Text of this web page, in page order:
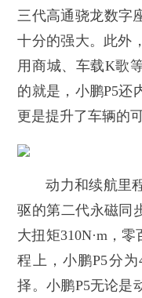
三代高通骁龙数字
十分的强大。此外
用商城、车载K歌
的就是，小鹏P5还
更是提升了车辆的
动力和续航里
驱的第二代永磁同
大扭矩310N·m，
程上，小鹏P5分为
择。小鹏P5无论是